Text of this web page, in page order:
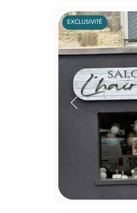
EXCLUSIVITÉ